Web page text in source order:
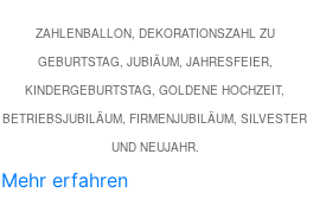
ZAHLENBALLON, DEKORATIONSZAHL ZU
GEBURTSTAG, JUBIÄUM, JAHRESFEIER,
KINDERGEBURTSTAG, GOLDENE HOCHZEIT,
BETRIEBSJUBILÄUM, FIRMENJUBILÄUM, SILVESTER
UND NEUJAHR.
Mehr erfahren